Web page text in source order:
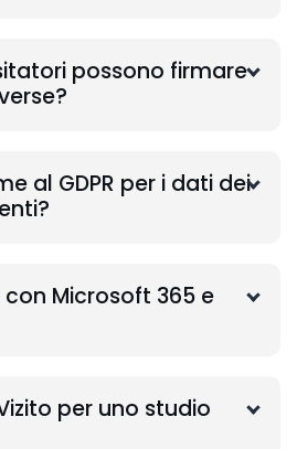
possono firmare
al GDPR per i dati dei
Microsoft 365 e
per uno studio